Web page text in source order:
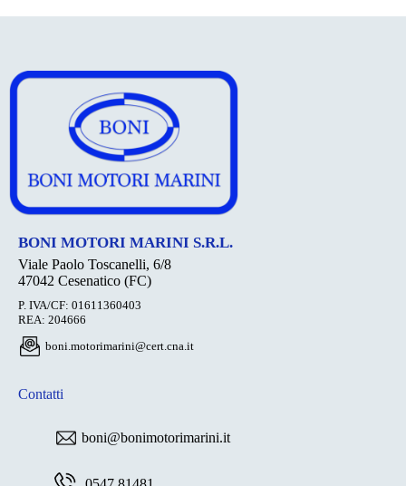
BONI MOTORI MARINI S.R.L.
Viale Paolo Toscanelli, 6/8
47042 Cesenatico (FC)
P. IVA/CF: 01611360403
REA: 204666
boni.motorimarini@cert.cna.it
Contatti
boni@bonimotorimarini.it